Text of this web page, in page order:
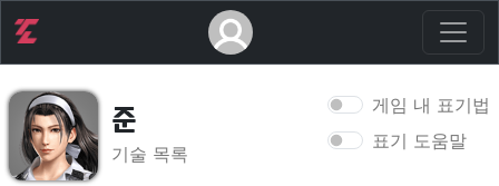
게임 내 표기법
표기 도움말
준
기술 목록